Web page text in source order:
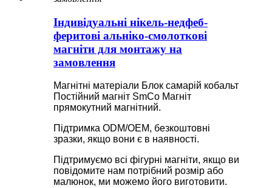
Індивідуальні нікель-недфеб-
феритові альніко-смолоткові
магніти для монтажу на
замовлення
Магнітні матеріали Блок самарій кобальт
Постійний магніт SmCo Магніт
прямокутний магнітний.
Підтримка ODM/OEM, безкоштовні
зразки, якщо вони є в наявності.
Підтримуємо всі фігурні магніти, якщо ви
повідомите нам потрібний розмір або
малюнок, ми можемо його виготовити.